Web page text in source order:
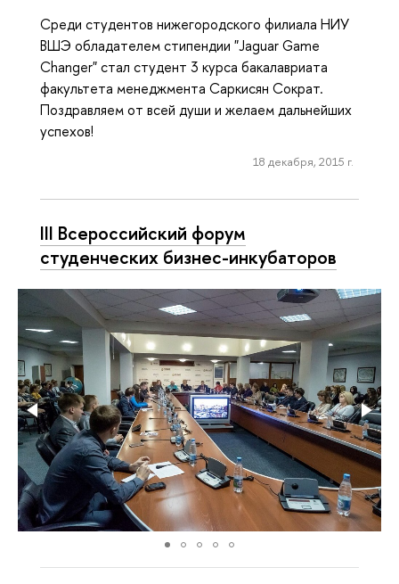
Среди студентов нижегородского филиала НИУ
ВШЭ обладателем стипендии "Jaguar Game
Changer" стал студент 3 курса бакалавриата
факультета менеджмента Саркисян Сократ.
Поздравляем от всей души и желаем дальнейших
успехов!
18 декабря, 2015 г.
III Всероссийский форум
студенческих бизнес-инкубаторов